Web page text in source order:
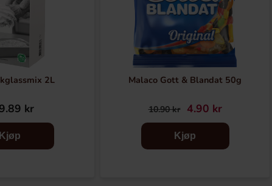
2L
kr
Kjøp
Malaco Gott & Blandat 50g
10.90 kr 4.90 kr
Kjøp